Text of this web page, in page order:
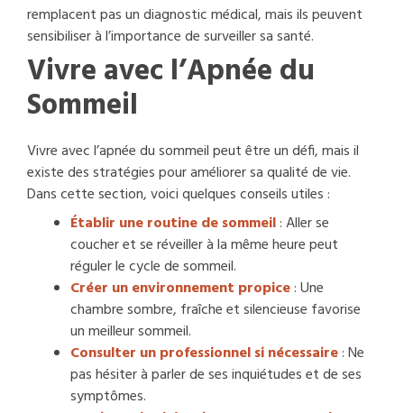
remplacent pas un diagnostic médical, mais ils peuvent
sensibiliser à l’importance de surveiller sa santé.
Vivre avec l’Apnée du
Sommeil
Vivre avec l’apnée du sommeil peut être un défi, mais il
existe des stratégies pour améliorer sa qualité de vie.
Dans cette section, voici quelques conseils utiles :
Établir une routine de sommeil: Aller se
coucher et se réveiller à la même heure peut
réguler le cycle de sommeil.
Créer un environnement propice: Une
chambre sombre, fraîche et silencieuse favorise
un meilleur sommeil.
Consulter un professionnel si nécessaire: Ne
pas hésiter à parler de ses inquiétudes et de ses
symptômes.